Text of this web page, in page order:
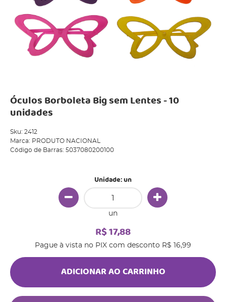
Óculos Borboleta Big sem Lentes - 10
unidades
Sku: 2412
Marca: PRODUTO NACIONAL
Código de Barras: 5037080200100
Unidade: un
un
R$ 17,88
Pague à vista no PIX com desconto R$ 16,99
ADICIONAR AO CARRINHO